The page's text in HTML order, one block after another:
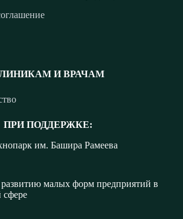
И ВРАЧАМ
ПРИ ПОДДЕРЖКЕ: